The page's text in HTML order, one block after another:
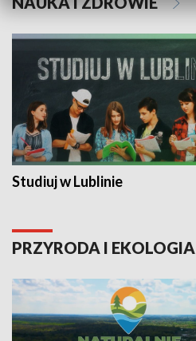
Studiuj w Lublinie
PRZYRODA I EKOLOGIA